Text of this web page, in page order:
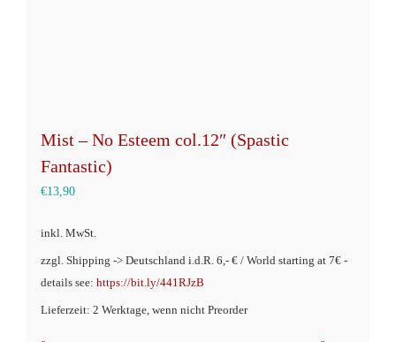
Mist – No Esteem col.12″ (Spastic
Fantastic)
€13,90
inkl. MwSt.
zzgl. Shipping -> Deutschland i.d.R. 6,- € / World starting at 7€ -
details see: https://bit.ly/441RJzB
Lieferzeit: 2 Werktage, wenn nicht Preorder